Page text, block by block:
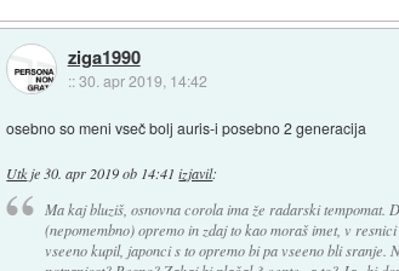
ziga1990
::30. apr 2019, 14:42
osebno so meni vseč bolj auris-i posebno 2 generacija
Utkje 30. apr 2019 ob 14:41 izjavil:
Ma kaj bluziš, osnovna corola ima že radarski tempomat.
(nepomembno) opremo in zdaj to kao moraš imet, v
vseeno kupil, japonci s to opremo bi pa vseeno bli sranje.